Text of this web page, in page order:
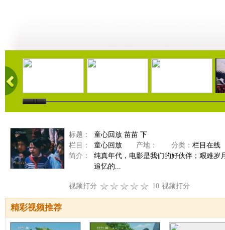
10:39 01:23:44 01:35:50
标题：
童心回放 苗苗 下
栏目：
童心回放 产地： 分类： 栏目在线
简介：
纯真年代，电影是我们的好伙伴；艰难岁
追忆的...
视频打分 10 视频打分
精彩视频推荐